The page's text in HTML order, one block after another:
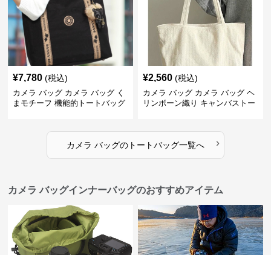
¥7,780 (税込)
カメラ バッグ カメラ バッグ く
まモチーフ 機能的トートバッグ
¥2,560 (税込)
カメラ バッグ カメラ バッグ ヘ
リンボーン織り キャンバストー
カメラ バッグのトートバッグ一覧へ ›
カメラ バッグインナーバッグのおすすめアイテム